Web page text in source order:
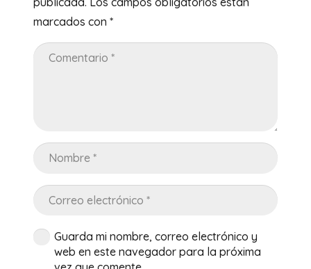
marcados con *
Guarda mi nombre, correo electrónico y
web en este navegador para la próxima